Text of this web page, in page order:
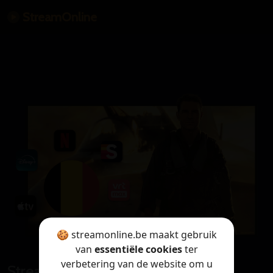
🍪 streamonline.be maakt gebruik
van essentiële cookiester
verbetering van de website om u